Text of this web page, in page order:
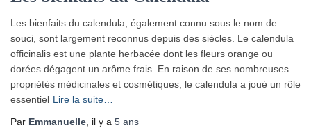
Les bienfaits du calendula, également connu sous le nom de
souci, sont largement reconnus depuis des siècles. Le calendula
officinalis est une plante herbacée dont les fleurs orange ou
dorées dégagent un arôme frais. En raison de ses nombreuses
propriétés médicinales et cosmétiques, le calendula a joué un rôle
essentiel Lire la suite…
Par Emmanuelle , il y a 5 ans